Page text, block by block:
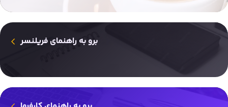
برو به راهنمای فریلنسر